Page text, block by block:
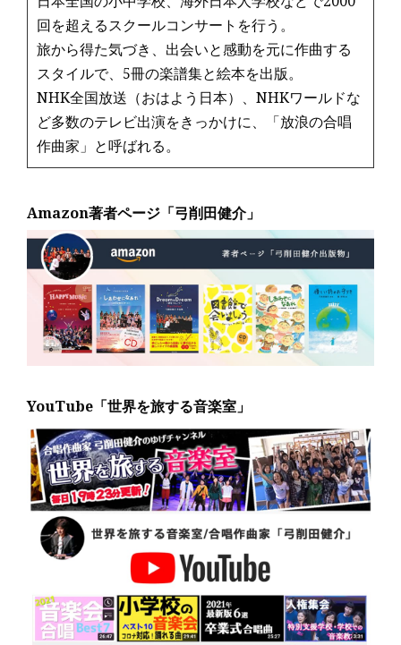
回を超えるスクールコンサートを行う。
旅から得た気づき、出会いと感動を元に作曲する
スタイルで、5冊の楽譜集と絵本を出版。
NHK全国放送（おはよう日本）、NHKワールドな
ど多数のテレビ出演をきっかけに、「放浪の合唱
作曲家」と呼ばれる。
Amazon著者ページ「弓削田健介」
YouTube「世界を旅する音楽室」